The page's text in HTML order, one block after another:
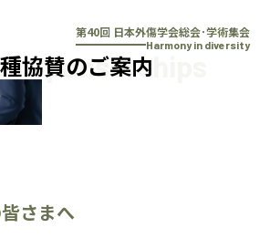
第40回 日本外傷学会総会･学術集会
Harmony in diversity
協賛のご案内
Sponsorships
さまへ